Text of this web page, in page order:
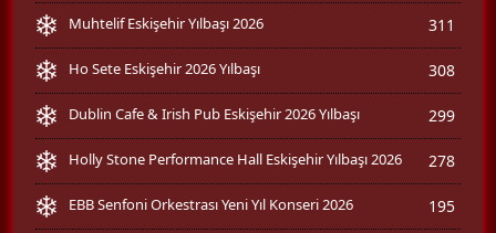
Muhtelif Eskişehir Yılbaşı 2026 311
Ho Sete Eskişehir 2026 Yılbaşı 308
Dublin Cafe & Irish Pub Eskişehir 2026 Yılbaşı 299
Holly Stone Performance Hall Eskişehir Yılbaşı 2026 278
EBB Senfoni Orkestrası Yeni Yıl Konseri 2026 195